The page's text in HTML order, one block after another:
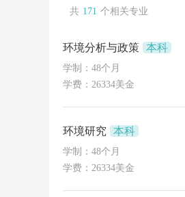
共 171 个相关专业
环境分析与政策 本科
学制：48个月
学费：26334美金
环境研究 本科
学制：48个月
学费：26334美金